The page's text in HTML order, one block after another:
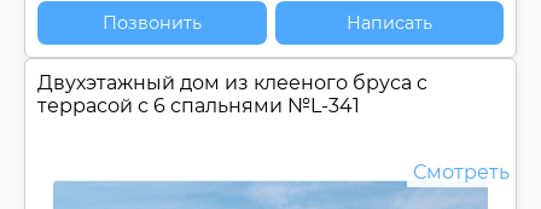
Позвонить Написать
Двухэтажный дом из клееного бруса c
террасой с 6 спальнями №L-341
Смотреть